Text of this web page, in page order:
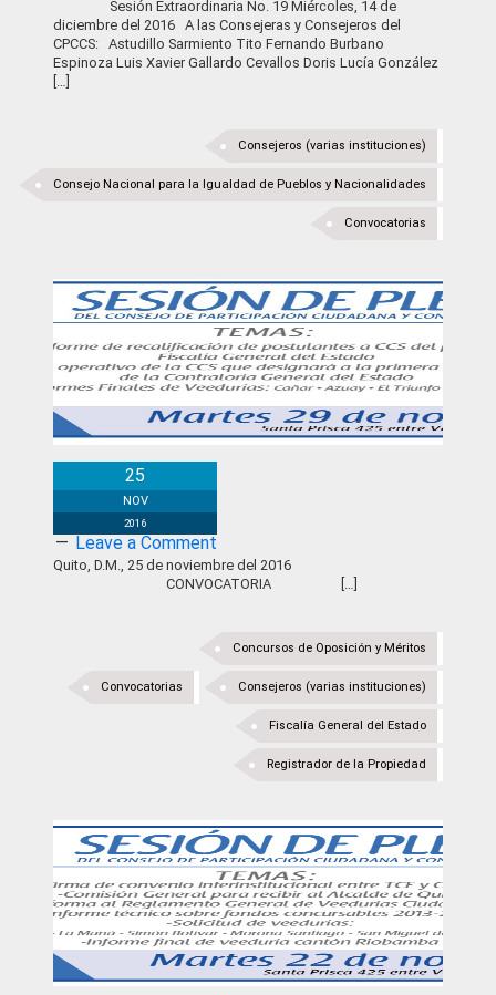
Sesión Extraordinaria No. 19 Miércoles, 14 de
diciembre del 2016 A las Consejeras y Consejeros del
CPCCS: Astudillo Sarmiento Tito Fernando Burbano
Espinoza Luis Xavier Gallardo Cevallos Doris Lucía González
[…]
Consejeros (varias instituciones)
Consejo Nacional para la Igualdad de Pueblos y Nacionalidades
Convocatorias
Convocatoria
25
NOV
2016
Leave a Comment
Quito, D.M., 25 de noviembre del 2016
CONVOCATORIA […]
Concursos de Oposición y Méritos
Consejeros (varias instituciones)
Convocatorias
Fiscalía General del Estado
Registrador de la Propiedad